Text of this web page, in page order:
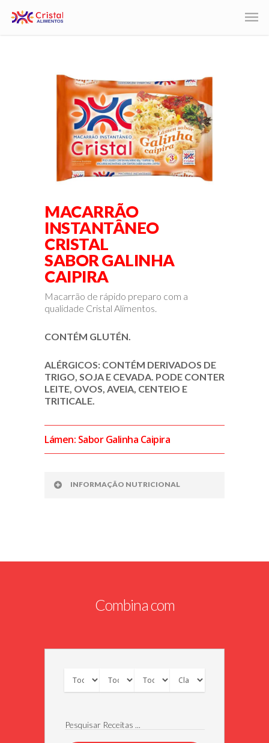
MACARRÃO
INSTANTÂNEO
CRISTAL
SABOR GALINHA
CAIPIRA
Macarrão de rápido preparo com a
qualidade Cristal Alimentos.
CONTÉM GLUTÉN.
ALÉRGICOS: CONTÉM DERIVADOS DE
TRIGO, SOJA E CEVADA. PODE CONTER
LEITE, OVOS, AVEIA, CENTEIO E
TRITICALE.
Lámen: Sabor Galinha Caipira
INFORMAÇÃO NUTRICIONAL
Combina com
Pesquisar Receitas ...